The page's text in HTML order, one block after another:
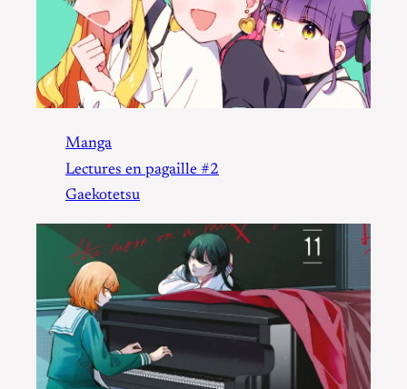
Manga
Lectures en pagaille #2
Gaekotetsu